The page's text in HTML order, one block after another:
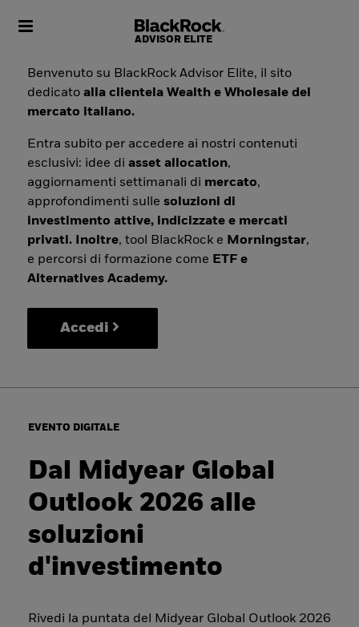
Toggle navigation
Benvenuto su BlackRock Advisor Elite, il sito
dedicatoalla clientela Wealth e Wholesale del
mercato italiano.
Entra subito per accedere ai nostri contenuti
esclusivi: idee diasset allocation,
aggiornamenti settimanali di mercato,
approfondimenti sullesoluzioni di
investimento attive, indicizzate e mercati
privati. Inoltre, tool BlackRock e Morningstar,
e percorsi di formazione come ETF e
Alternatives Academy.
Accedi
EVENTO DIGITALE
Dal Midyear Global
Outlook 2026 alle
soluzioni
d'investimento
Rivedi la puntata del Midyear Global Outlook 2026